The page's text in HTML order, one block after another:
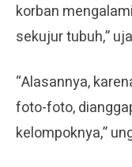
korban
sekujur tubuh,”
“Alasannya,
foto-foto,
kelompoknya,”